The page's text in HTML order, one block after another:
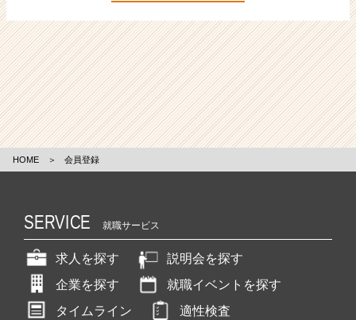
HOME ＞ 会員登録
SERVICE 就職サービス
求人を探す
説明会を探す
企業を探す
就職イベントを探す
タイムライン
適性検査